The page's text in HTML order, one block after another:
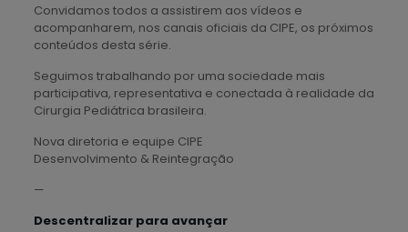
Convidamos todos a assistirem aos vídeos e
acompanharem, nos canais oficiais da CIPE, os próximos
conteúdos desta série.
Seguimos trabalhando por uma sociedade mais
participativa, representativa e conectada à realidade da
Cirurgia Pediátrica brasileira.
Nova diretoria e equipe CIPE
Desenvolvimento & Reintegração
—
Descentralizar para avançar